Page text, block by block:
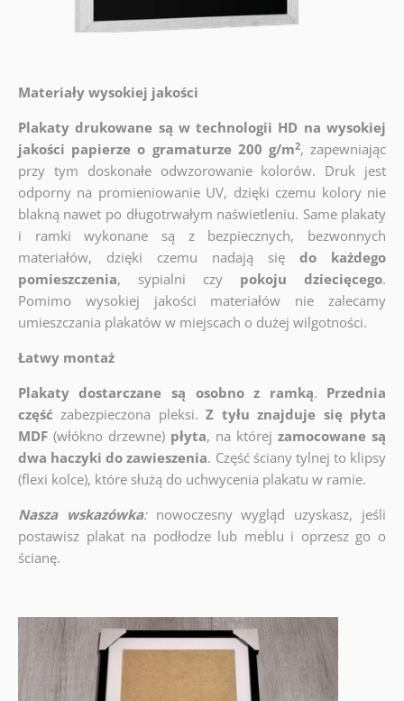
Materiały wysokiej jakości
Plakaty drukowane są w technologii HD na wysokiej
jakości papierze o gramaturze 200 g/m2, zapewniając
przy tym doskonałe odwzorowanie kolorów. Druk jest
odporny na promieniowanie UV, dzięki czemu kolory nie
blakną nawet po długotrwałym naświetleniu. Same plakaty
i ramki wykonane są z bezpiecznych, bezwonnych
materiałów, dzięki czemu nadają siędo każdego
pomieszczenia, sypialni czy pokoju dziecięcego.
Pomimo wysokiej jakości materiałów nie zalecamy
umieszczania plakatów w miejscach o dużej wilgotności.
Łatwy montaż
Plakaty dostarczane są osobno z ramką. Przednia
część zabezpieczona pleksi. Z tyłu znajduje się płyta
MDF (włókno drzewne) płyta, na której zamocowane są
dwa haczyki do zawieszenia. Część ściany tylnej to klipsy
(flexi kolce), które służą do uchwycenia plakatu w ramie.
Nasza wskazówka:nowoczesny wygląd uzyskasz, jeśli
postawisz plakat na podłodze lub meblu i oprzesz go o
ścianę.